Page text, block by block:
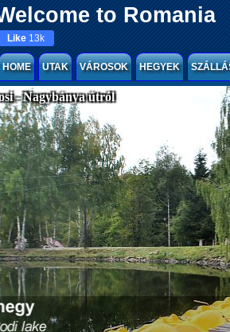
to Romania
Like 13k
HOME UTAK VÁROSOK HEGYEK
- Nagybánya útról